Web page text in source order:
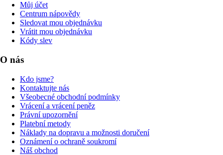
Můj účet
Centrum nápovědy
Sledovat mou objednávku
Vrátit mou objednávku
Kódy slev
O nás
Kdo jsme?
Kontaktujte nás
Všeobecné obchodní podmínky
Vrácení a vrácení peněz
Právní upozornění
Platební metody
Náklady na dopravu a možnosti doručení
Oznámení o ochraně soukromí
Náš obchod